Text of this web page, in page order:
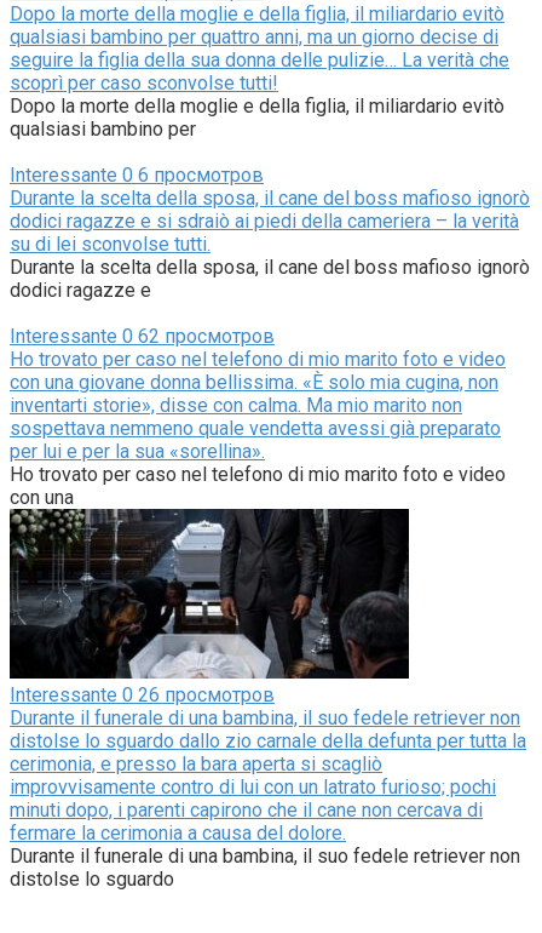
Dopo la morte della moglie e della figlia, il miliardario evitò
qualsiasi bambino per quattro anni, ma un giorno decise di
seguire la figlia della sua donna delle pulizie… La verità che
scoprì per caso sconvolse tutti!
Dopo la morte della moglie e della figlia, il miliardario evitò
qualsiasi bambino per
Interessante 0 6 просмотров
Durante la scelta della sposa, il cane del boss mafioso ignorò
dodici ragazze e si sdraiò ai piedi della cameriera – la verità
su di lei sconvolse tutti.
Durante la scelta della sposa, il cane del boss mafioso ignorò
dodici ragazze e
Interessante 0 62 просмотров
Ho trovato per caso nel telefono di mio marito foto e video
con una giovane donna bellissima. «È solo mia cugina, non
inventarti storie», disse con calma. Ma mio marito non
sospettava nemmeno quale vendetta avessi già preparato
per lui e per la sua «sorellina».
Ho trovato per caso nel telefono di mio marito foto e video
con una
Interessante 0 26 просмотров
Durante il funerale di una bambina, il suo fedele retriever non
distolse lo sguardo dallo zio carnale della defunta per tutta la
cerimonia, e presso la bara aperta si scagliò
improvvisamente contro di lui con un latrato furioso; pochi
minuti dopo, i parenti capirono che il cane non cercava di
fermare la cerimonia a causa del dolore.
Durante il funerale di una bambina, il suo fedele retriever non
distolse lo sguardo